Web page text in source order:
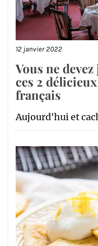
12 janvier 2022
Vous ne
ces 2
français
Aujourd'hui et